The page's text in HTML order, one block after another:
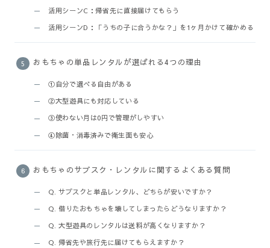
活用シーンC：帰省先に直接届けてもらう
活用シーンD：「うちの子に合うかな？」を1ヶ月かけて確かめる
おもちゃの単品レンタルが選ばれる4つの理由
①自分で選べる自由がある
②大型遊具にも対応している
③使わない月は0円で管理がしやすい
④除菌・消毒済みで衛生面も安心
おもちゃのサブスク・レンタルに関するよくある質問
Q. サブスクと単品レンタル、どちらが安いですか？
Q. 借りたおもちゃを壊してしまったらどうなりますか？
Q. 大型遊具のレンタルは送料が高くなりますか？
Q. 帰省先や旅行先に届けてもらえますか？